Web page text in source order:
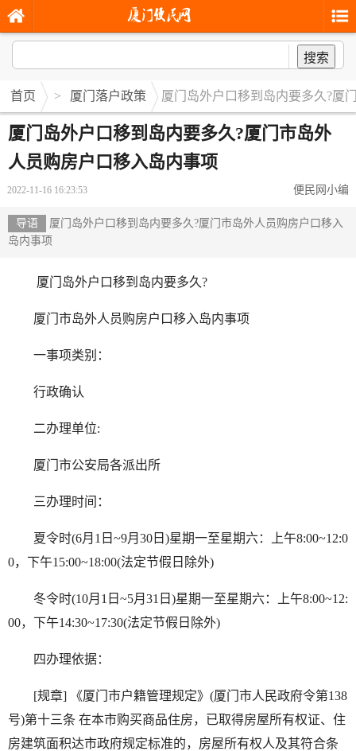
搜索
首页 > 厦门落户政策 厦门岛外户口移到岛内要多久?厦
厦门岛外户口移到岛内要多久?厦门市岛外
人员购房户口移入岛内事项
2022-11-16 16:23:53 便民网小编
导语
厦门岛外户口移到岛内要多久?厦门市岛外人员购房户口移入
岛内事项
厦门岛外户口移到岛内要多久?
厦门市岛外人员购房户口移入岛内事项
一事项类别：
行政确认
二办理单位:
厦门市公安局各派出所
三办理时间：
夏令时(6月1日~9月30日)星期一至星期六：上午8:00~12:0
0，下午15:00~18:00(法定节假日除外)
冬令时(10月1日~5月31日)星期一至星期六：上午8:00~12:
00，下午14:30~17:30(法定节假日除外)
四办理依据：
[规章] 《厦门市户籍管理规定》(厦门市人民政府令第138
号)第十三条 在本市购买商品住房，已取得房屋所有权证、住
房建筑面积达市政府规定标准的，房屋所有权人及其符合条